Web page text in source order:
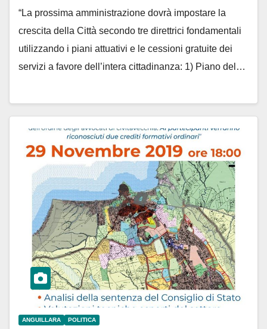
“La prossima amministrazione dovrà impostare la
crescita della Città secondo tre direttrici fondamentali
utilizzando i piani attuativi e le cessioni gratuite dei
servizi a favore dell’intera cittadinanza: 1) Piano del…
ANGUILLARA POLITICA